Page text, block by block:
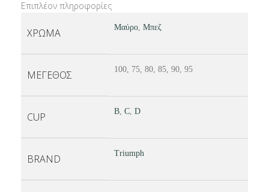
Επιπλέον πληροφορίες
ΧΡΩΜΑ Μαύρο, Μπεζ
ΜΕΓΕΘΟΣ 100, 75, 80, 85, 90, 95
CUP B, C, D
BRAND Triumph